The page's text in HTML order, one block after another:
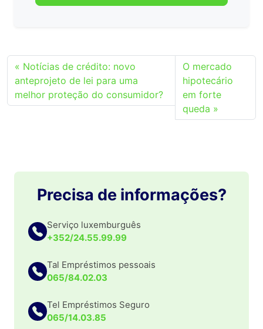
Notícias de crédito: novo
anteprojeto de lei para uma
melhor proteção do consumidor?
O mercado
hipotecário
em forte
queda
Precisa de informações?
Serviço luxemburguês
+352/24.55.99.99
Tal Empréstimos pessoais
065/84.02.03
Tel Empréstimos Seguro
065/14.03.85